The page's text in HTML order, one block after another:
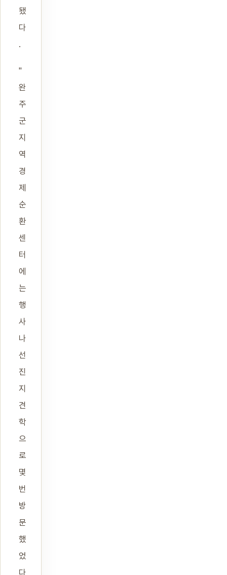
됐
다
.
"
완
주
군
지
역
경
제
순
환
센
터
에
는
행
사
나
선
진
지
견
학
으
로
몇
번
방
문
했
었
다